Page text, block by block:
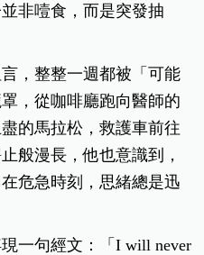
非噎食，而是突發抽
，整整一週都被「可能
，從咖啡廳跑向醫師的
的馬拉松，救護車前往
般漫長，他也意識到，
危急時刻，思緒總是迅
一句經文：「I will never